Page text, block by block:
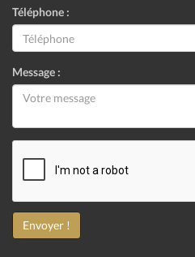
Téléphone :
Message :